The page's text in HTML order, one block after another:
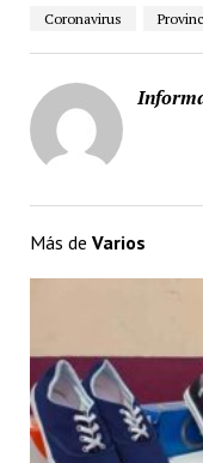
Coronavirus
Más de Varios